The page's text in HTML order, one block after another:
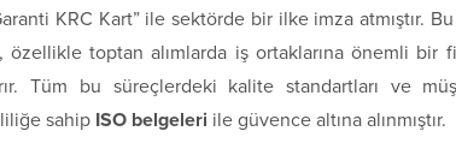
KRC Kart” ile sektörde bir ilke imza atmıştır.
özellikle toptan alımlarda iş ortaklarına önemli bir
Tüm bu süreçlerdeki kalite standartları ve
sahip ISO belgeleri ile güvence altına alınmıştır.